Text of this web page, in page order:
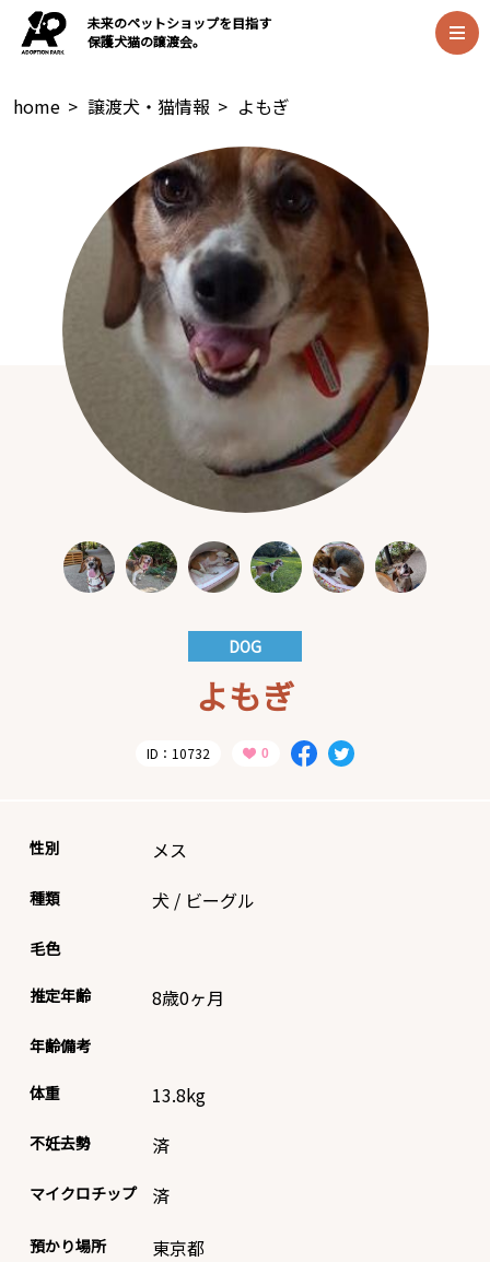
未来のペットショップを目指す
保護犬猫の譲渡会。
home > 譲渡犬・猫情報 > よもぎ
DOG
よもぎ
ID：10732
性別 メス
種類 犬 / ビーグル
毛色
推定年齢 8歳0ヶ月
年齢備考
体重 13.8kg
不妊去勢 済
マイクロチップ 済
預かり場所 東京都